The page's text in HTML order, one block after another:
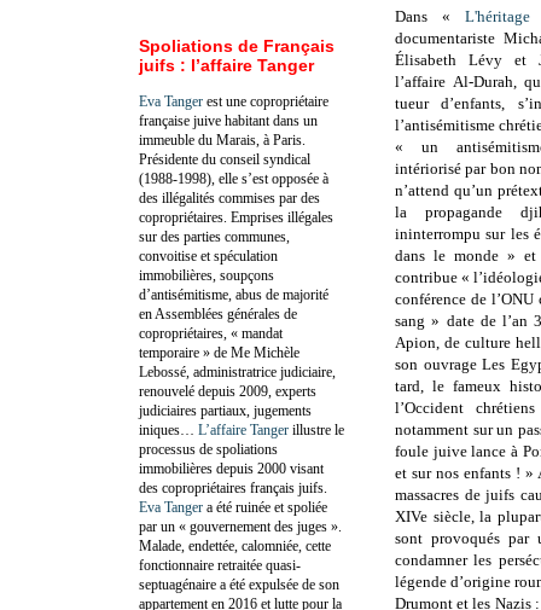
Dans «
documentariste
Élisabeth Lévy et
l’affaire Al-Durah,
tueur d’enfants,
l’antisémitisme
« un
intériorisé par bon
n’attend qu’un
la propagande
ininterrompu sur les
dans le monde » et
contribue «
conférence de
sang » date de l’an
Apion, de culture
son ouvrage Les
tard, le fameux
l’Occident
notamment sur un
foule juive lance à
et sur nos enfants ! »
massacres de juifs
XIVe siècle, la
sont provoqués
condamner les
légende d’origine
Drumont et les Nazis
Spoliations de Français
juifs : l’affaire Tanger
Eva Tanger est une copropriétaire
française juive habitant dans un
immeuble du Marais, à Paris.
Présidente du conseil syndical
(1988-1998), elle s’est opposée à
des illégalités commises par des
copropriétaires. Emprises illégales
sur des parties communes,
convoitise et spéculation
immobilières, soupçons
d’antisémitisme, abus de majorité
en Assemblées générales de
copropriétaires, « mandat
temporaire » de Me Michèle
Lebossé, administratrice judiciaire,
renouvelé depuis 2009, experts
judiciaires partiaux, jugements
iniques… L’affaire Tanger illustre le
processus de spoliations
immobilières depuis 2000 visant
des copropriétaires français juifs.
Eva Tanger a été ruinée et spoliée
par un « gouvernement des juges ».
Malade, endettée, calomniée, cette
fonctionnaire retraitée quasi-
septuagénaire a été expulsée de son
appartement en 2016 et lutte pour la